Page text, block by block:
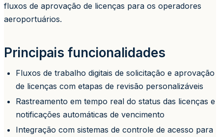
fluxos de aprovação de licenças para os operadores
aeroportuários.
Principais funcionalidades
Fluxos de trabalho digitais de solicitação e aprovação
de licenças com etapas de revisão personalizáveis
Rastreamento em tempo real do status das licenças e
notificações automáticas de vencimento
Integração com sistemas de controle de acesso para